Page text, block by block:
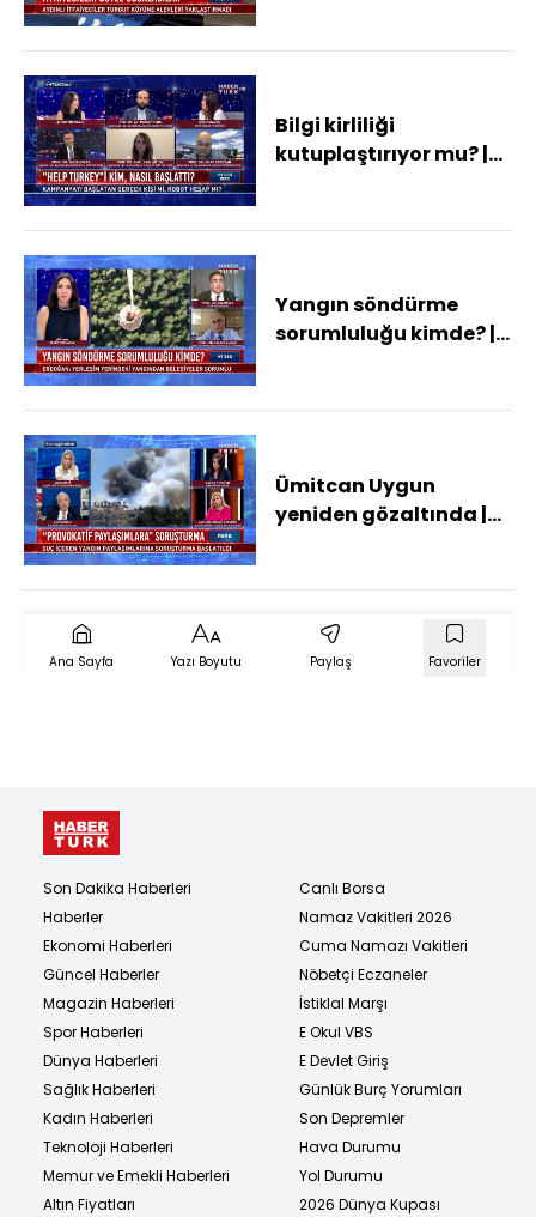
Bilgi kirliliği
kutuplaştırıyor mu? |
Yangın söndürme
sorumluluğu kimde? |
Ümitcan Uygun
yeniden gözaltında |
Ana Sayfa Yazı Boyutu Paylaş Favoriler
Son Dakika Haberleri
Haberler
Ekonomi Haberleri
Güncel Haberler
Magazin Haberleri
Spor Haberleri
Dünya Haberleri
Sağlık Haberleri
Kadın Haberleri
Teknoloji Haberleri
Memur ve Emekli Haberleri
Altın Fiyatları
Canlı Borsa
Namaz Vakitleri 2026
Cuma Namazı Vakitleri
Nöbetçi Eczaneler
İstiklal Marşı
E Okul VBS
E Devlet Giriş
Günlük Burç Yorumları
Son Depremler
Hava Durumu
Yol Durumu
2026 Dünya Kupası